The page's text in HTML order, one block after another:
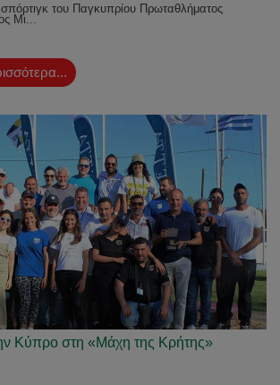
του Παγκυπρίου Πρωταθλήματος
Μι...
Κύπρο στη «Μάχη της Κρήτης»